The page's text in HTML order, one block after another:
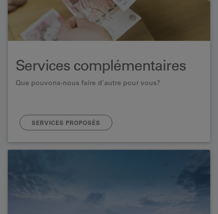
Services complémentaires
Que pouvons-nous faire d'autre pour vous?
SERVICES PROPOSÉS